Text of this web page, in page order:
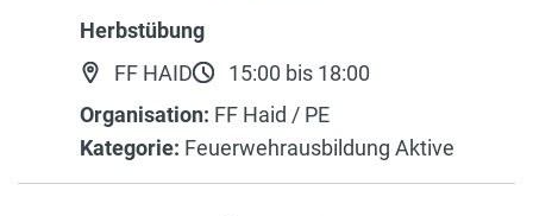
Herbstübung
FF HAID
15:00 bis 18:00
Organisation: FF Haid / PE
Kategorie: Feuerwehrausbildung Aktive